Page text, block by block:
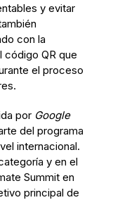
y evitar
con la
código QR que
el proceso
por Google
del programa
internacional.
y en el
Summit en
principal de